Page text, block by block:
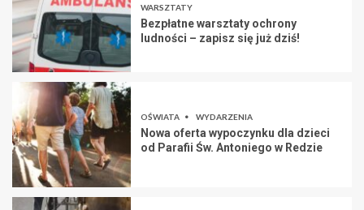
WARSZTATY
Bezpłatne warsztaty ochrony
ludności – zapisz się już dziś!
OŚWIATA WYDARZENIA
Nowa oferta wypoczynku dla dzieci
od Parafii Św. Antoniego w Redzie